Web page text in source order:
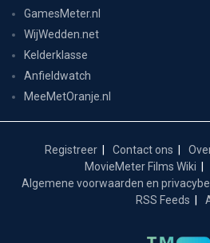
GamesMeter.nl
WijWedden.net
Kelderklasse
Anfieldwatch
MeeMetOranje.nl
Registreer Contact ons
MovieMeter Films Wiki
Algemene voorwaarden en
RSS Feeds